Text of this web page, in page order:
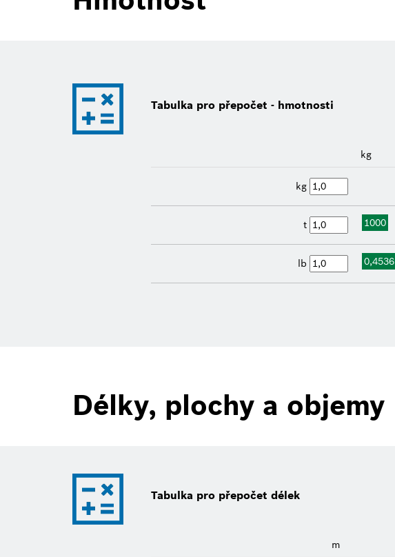
Tabulka pro přepočet - hmotnosti
kg
kg
t 1000
lb 0,4536
Délky, plochy a objemy
Tabulka pro přepočet délek
m